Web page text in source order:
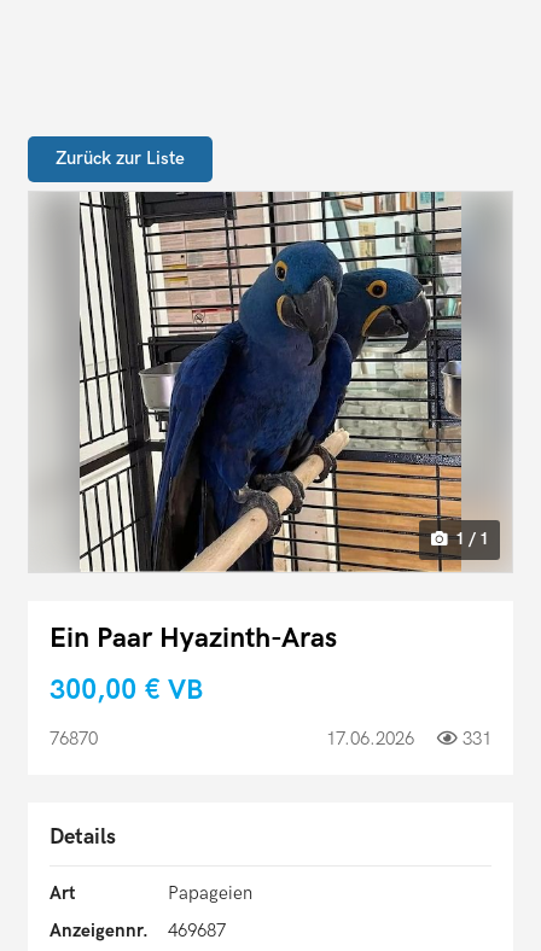
Zurück zur Liste
1 / 1
Ein Paar Hyazinth-Aras
300,00 € VB
76870 17.06.2026 331
Details
Art
Papageien
Anzeigennr.
469687